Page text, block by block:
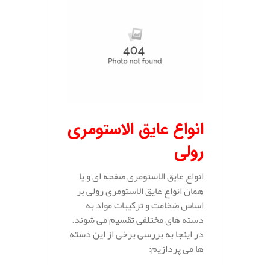
انواع عایق الاستومری
رولی
انواع عایق‌ الاستومری صفحه‌ ای و یا
همان انواع عایق الاستومری رولی بر
اساس ضخامت و ترکیبات مواد به
دسته‌ های مختلفی تقسیم می‌ شوند.
در اینجا به بررسی برخی از این دسته‌
ها می‌ پردازیم: